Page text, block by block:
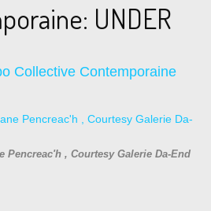
UNDER
Collective Contemporaine
, Courtesy Galerie Da-End